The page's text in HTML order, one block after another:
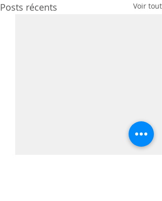
Posts récents Voir tout